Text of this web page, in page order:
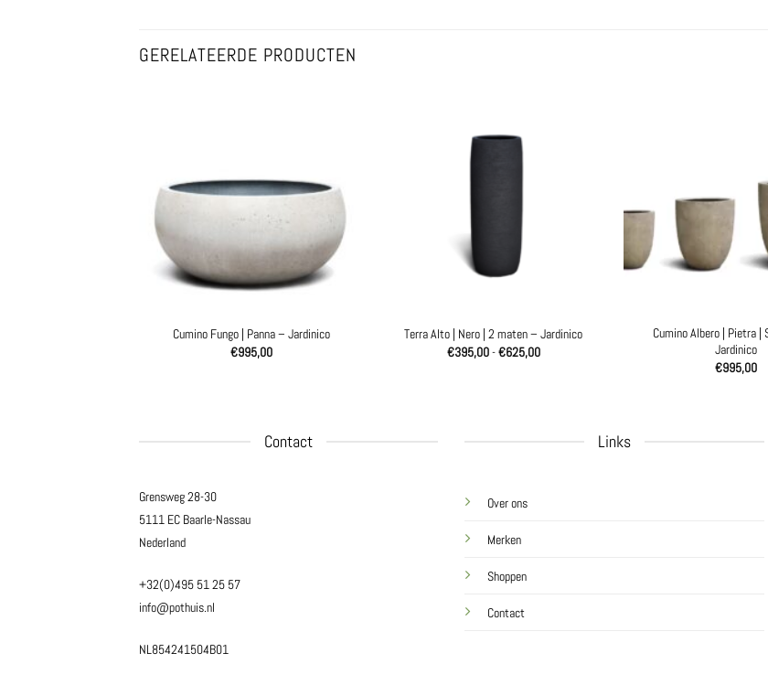
GERELATEERDE PRODUCTEN
Cumino Fungo | Panna – Jardinico
€995,00
Terra Alto | Nero | 2 maten – Jardinico
€395,00-€625,00Prijsklasse:
Cumino Albero | Pietra |
Jardinico
€995,00
Contact
Grensweg 28-30
5111 EC Baarle-Nassau
Nederland
+32(0)495 51 25 57
info@pothuis.nl
NL854241504B01
Links
Over ons
Merken
Shoppen
Contact